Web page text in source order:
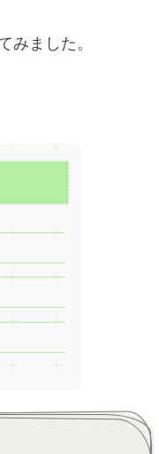
みました。